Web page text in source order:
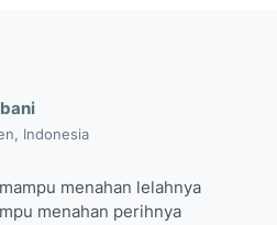
Indonesia
menahan lelahnya
menahan perihnya